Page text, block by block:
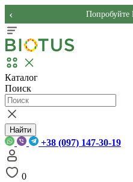
Попробуйте
‹
Каталог
Поиск
Найти
+38 (097) 147-30-19
0